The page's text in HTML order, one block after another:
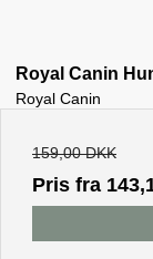
Royal Canin
Royal Canin
159,00 DKK
Pris fra